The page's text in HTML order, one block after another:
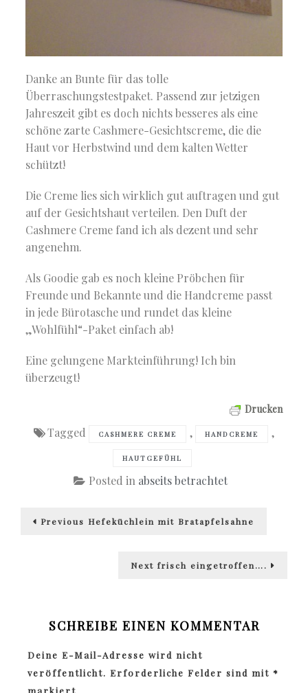
Danke an Bunte für das tolle
Überraschungstestpaket. Passend zur jetzigen
Jahreszeit gibt es doch nichts besseres als eine
schöne zarte Cashmere-Gesichtscreme, die die
Haut vor Herbstwind und dem kalten Wetter
schützt!
Die Creme lies sich wirklich gut auftragen und gut
auf der Gesichtshaut verteilen. Den Duft der
Cashmere Creme fand ich als dezent und sehr
angenehm.
Als Goodie gab es noch kleine Pröbchen für
Freunde und Bekannte und die Handcreme passt
in jede Bürotasche und rundet das kleine
„Wohlfühl“-Paket einfach ab!
Eine gelungene Markteinführung! Ich bin
überzeugt!
Drucken
Tagged CASHMERE CREME , HANDCREME ,
HAUTGEFÜHL
Posted in abseits betrachtet
Beitragsnavigation
Previous Previous
Hefeküchlein mit Bratapfelsahne
Next Next
frisch eingetroffen….
SCHREIBE EINEN KOMMENTAR
Deine E-Mail-Adresse wird nicht
veröffentlicht. Erforderliche Felder sind mit *
markiert